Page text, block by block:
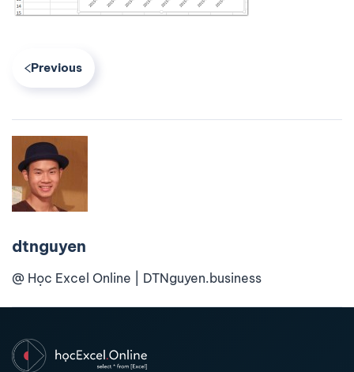
Previous
dtnguyen
@ Học Excel Online | DTNguyen.business